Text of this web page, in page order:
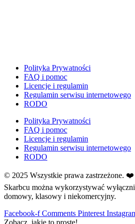
Fotobudka
Gazetki do druku
Girlandy na LATO
Grafomotoryka
Grinch
↳ Dopasuj i opowiedź
↳ Ja mam kto ma
↳ Labirynt podłogowy
↳ Puzzle
Polityka Prywatności
FAQ i pomoc
Licencje i regulamin
Regulamin serwisu internetowego
RODO
Polityka Prywatności
FAQ i pomoc
Licencje i regulamin
Regulamin serwisu internetowego
RODO
© 2025 Wszystkie prawa zastrzeżone. ❤️
Skarbcu można wykorzystywać
domowy, klasowy i niekomercyjny.
Facebook-f Comments Pinterest
Zobacz, jakie to proste!